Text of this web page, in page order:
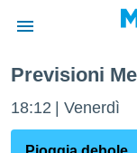
di
Previsioni
18:12 Venerdì